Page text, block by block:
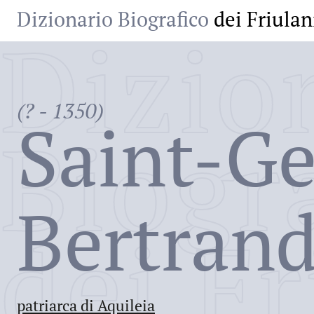
Dizionario Biografico dei
(? - 1350)
Saint-
patriarca di Aquileia